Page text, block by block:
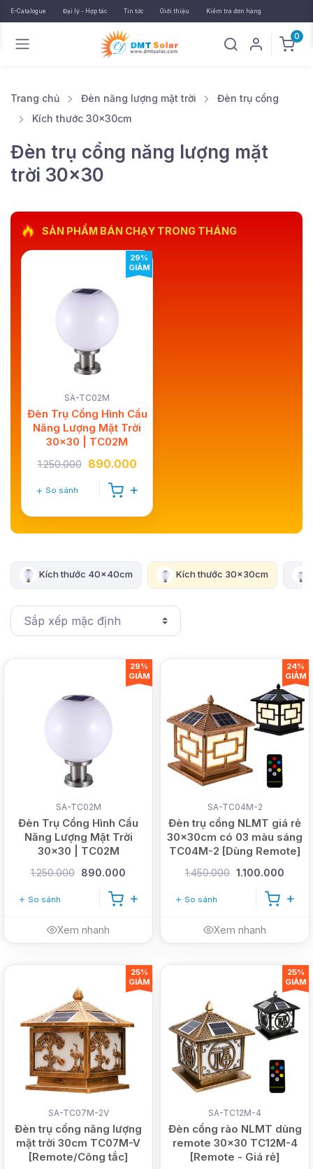
E-Catalogue Đại lý - Hợp tác Tin tức Giới thiệu Kiểm tra đơn hàng
0
Trang chủ Đèn năng lượng mặt trời
Đèn trụ cổng
Kích thước 30x30cm
Đèn trụ cổng năng lượng mặt
trời 30x30
SẢN PHẨM BÁN CHẠY TRONG THÁNG
SA-TC02M
Đèn Trụ Cổng Hình Cầu
Năng Lượng Mặt Trời
30x30 | TC02M
1.250.000 890.000
So sánh
29%
GIẢM
Kích thước 40x40cm Kích thước 30x30cm
SA-TC02M
Đèn Trụ Cổng Hình Cầu
Năng Lượng Mặt Trời
30x30 | TC02M
1.250.000 890.000
So sánh
Xem nhanh
29%
GIẢM
SA-TC04M-2
Đèn trụ cổng NLMT giá rẻ
30x30cm có 03 màu sáng
TC04M-2 [Dùng Remote]
1.450.000 1.100.000
So sánh
Xem nhanh
24%
GIẢM
SA-TC07M-2V
Đèn trụ cổng năng lượng
mặt trời 30cm TC07M-V
[Remote/Công tắc]
25%
GIẢM
SA-TC12M-4
Đèn cổng rào NLMT dùng
remote 30x30 TC12M-4
[Remote - Giá rẻ]
25%
GIẢM
0935.802.102 0936.802.102